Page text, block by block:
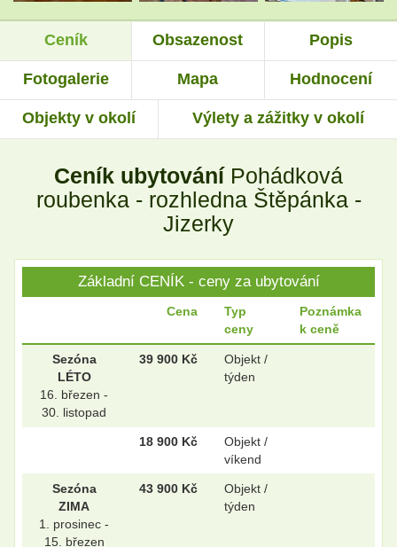
Ceník Obsazenost Popis
Fotogalerie Mapa Hodnocení
Objekty v okolí Výlety a zážitky v okolí
Ceník ubytování Pohádková
roubenka - rozhledna Štěpánka -
Jizerky
Základní CENÍK - ceny za ubytování
Cena
Typ
ceny
Poznámka
k ceně
Sezóna
LÉTO
16. březen -
30. listopad
39 900 Kč
Objekt /
týden
18 900 Kč
Objekt /
víkend
Sezóna
ZIMA
1. prosinec -
15. březen
43 900 Kč
Objekt /
týden